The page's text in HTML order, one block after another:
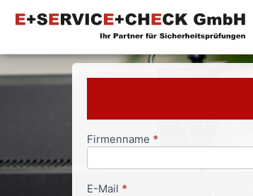
Anfrageformular
Firmenname *
E-Mail *